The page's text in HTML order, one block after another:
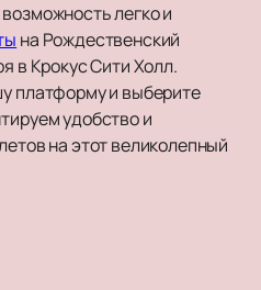
легко и
на Рождественский
в Крокус Сити Холл.
платформу и выберите
удобство и
на этот великолепный